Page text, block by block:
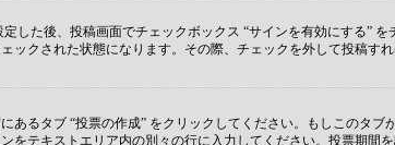
した後、投稿画面でチェックボックス “サインを有効にする”
ックされた状態になります。その際、チェックを外して投稿す
るタブ “投票の作成” をクリックしてください。もしこのタ
テキストエリア内の別々の行に入力してください。投票期間